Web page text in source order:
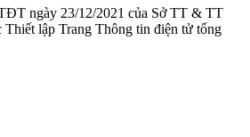
ngày 23/12/2021 của Sở TT & TT
lập Trang Thông tin điện tử tổng